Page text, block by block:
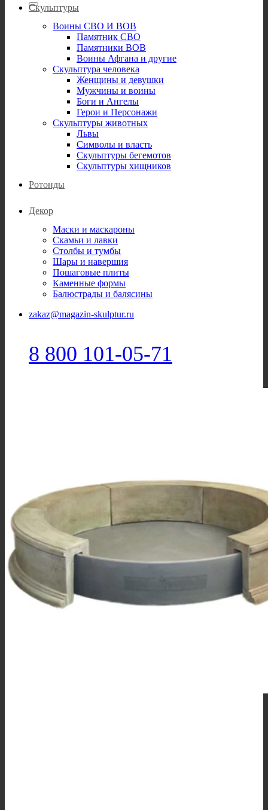
Скульптуры
Воины СВО И ВОВ
Памятник СВО
Памятники ВОВ
Воины Афгана и другие
Скульптура человека
Женщины и девушки
Мужчины и воины
Боги и Ангелы
Герои и Персонажи
Скульптуры животных
Львы
Символы и власть
Скульптуры бегемотов
Скульптуры хищников
Ротонды
Декор
Маски и маскароны
Скамьи и лавки
Столбы и тумбы
Шары и навершия
Пошаговые плиты
Каменные формы
Балюстрады и балясины
zakaz@magazin-skulptur.ru
8 800 101-05-71